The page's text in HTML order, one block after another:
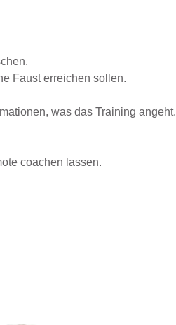
Faust erreichen sollen.
was das Training angeht.
coachen lassen.